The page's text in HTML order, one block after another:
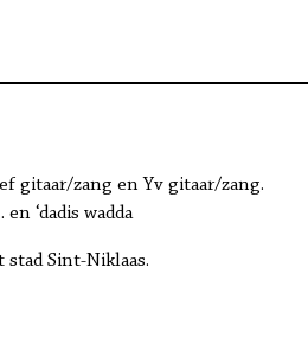
gitaar/zang en Yv gitaar/zang.
‘dadis wadda
Sint-Niklaas.